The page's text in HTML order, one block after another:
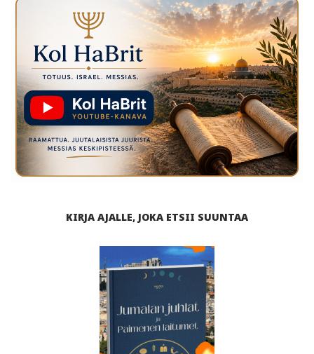
KIRJA AJALLE, JOKA ETSII SUUNTAA